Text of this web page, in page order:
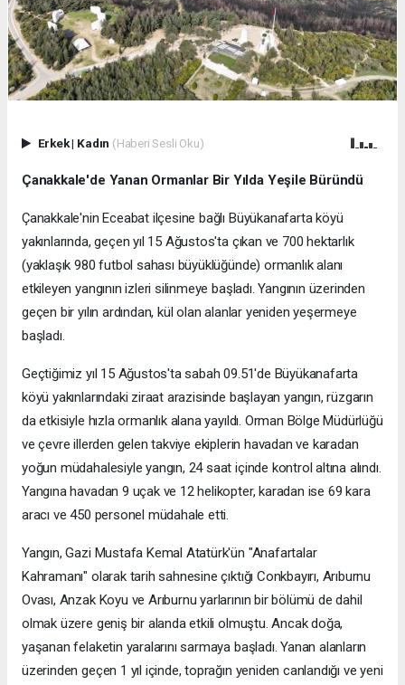
Erkek| Kadın (Haberi Sesli Oku)
Çanakkale'de Yanan Ormanlar Bir Yılda Yeşile Büründü
Çanakkale'nin Eceabat ilçesine bağlı Büyükanafarta köyü
yakınlarında, geçen yıl 15 Ağustos'ta çıkan ve 700 hektarlık
(yaklaşık 980 futbol sahası büyüklüğünde) ormanlık alanı
etkileyen yangının izleri silinmeye başladı. Yangının üzerinden
geçen bir yılın ardından, kül olan alanlar yeniden yeşermeye
başladı.
Geçtiğimiz yıl 15 Ağustos'ta sabah 09.51'de Büyükanafarta
köyü yakınlarındaki ziraat arazisinde başlayan yangın, rüzgarın
da etkisiyle hızla ormanlık alana yayıldı. Orman Bölge Müdürlüğü
ve çevre illerden gelen takviye ekiplerin havadan ve karadan
yoğun müdahalesiyle yangın, 24 saat içinde kontrol altına alındı.
Yangına havadan 9 uçak ve 12 helikopter, karadan ise 69 kara
aracı ve 450 personel müdahale etti.
Yangın, Gazi Mustafa Kemal Atatürk'ün "Anafartalar
Kahramanı" olarak tarih sahnesine çıktığı Conkbayırı, Arıburnu
Ovası, Anzak Koyu ve Arıburnu yarlarının bir bölümü de dahil
olmak üzere geniş bir alanda etkili olmuştu. Ancak doğa,
yaşanan felaketin yaralarını sarmaya başladı. Yanan alanların
üzerinden geçen 1 yıl içinde, toprağın yeniden canlandığı ve yeni